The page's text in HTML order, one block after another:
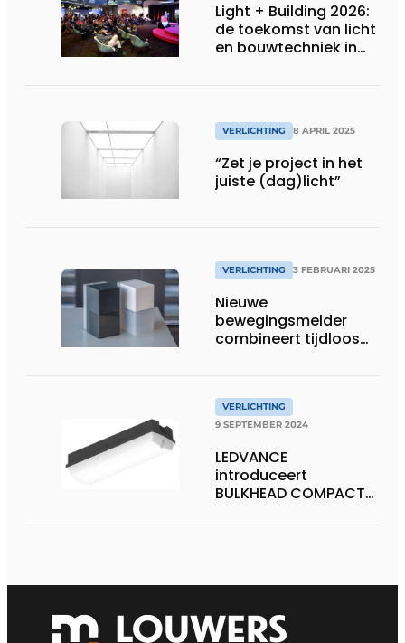
Light + Building 2026:
de toekomst van licht
en bouwtechniek in
VERLICHTING 8 APRIL 2025
“Zet je project in het
juiste (dag)licht”
VERLICHTING 3 FEBRUARI 2025
Nieuwe
bewegingsmelder
combineert tijdloos
instelmogelijkheden
VERLICHTING
9 SEPTEMBER 2024
LEDVANCE
introduceert
BULKHEAD COMPACT